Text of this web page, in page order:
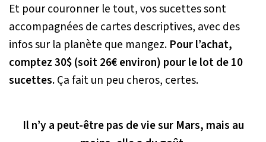
Et pour couronner le tout, vos sucettes sont
accompagnées de cartes descriptives, avec des
infos sur la planète que mangez. Pour l’achat,
comptez 30$ (soit 26€ environ) pour le lot de 10
sucettes.Ça fait un peu cheros, certes.
Il n’y a peut-être pas de vie sur Mars, mais au